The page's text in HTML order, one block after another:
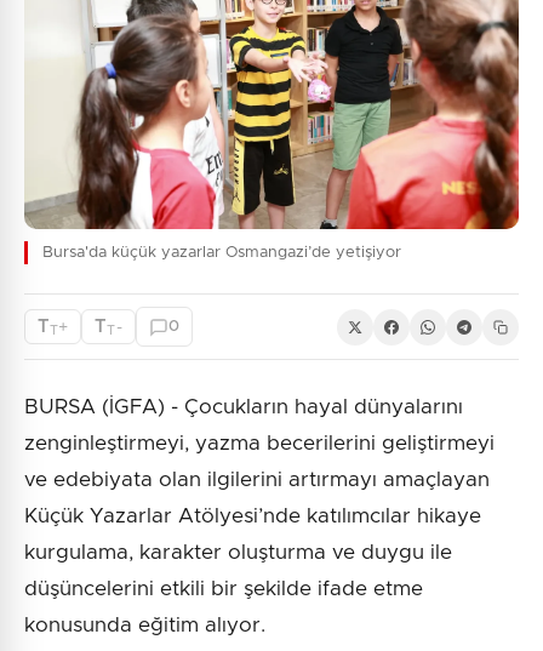
Bursa'da küçük yazarlar Osmangazi’de yetişiyor
TT+ TT - 0
BURSA (İGFA) - Çocukların hayal dünyalarını
zenginleştirmeyi, yazma becerilerini geliştirmeyi
ve edebiyata olan ilgilerini artırmayı amaçlayan
Küçük Yazarlar Atölyesi’nde katılımcılar hikaye
kurgulama, karakter oluşturma ve duygu ile
düşüncelerini etkili bir şekilde ifade etme
konusunda eğitim alıyor.